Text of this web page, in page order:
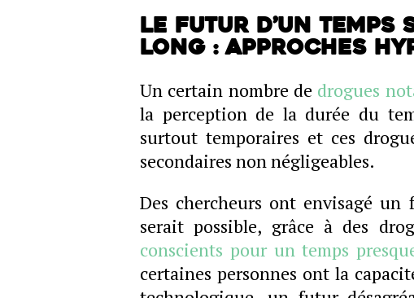
Le futur d’un
long : approches
Un certain nombre de drogues
la perception de la durée du
surtout temporaires et ces
secondaires non négligeables.
Des chercheurs ont envisagé
serait possible, grâce à des
conscients pour un temps
certaines personnes ont la